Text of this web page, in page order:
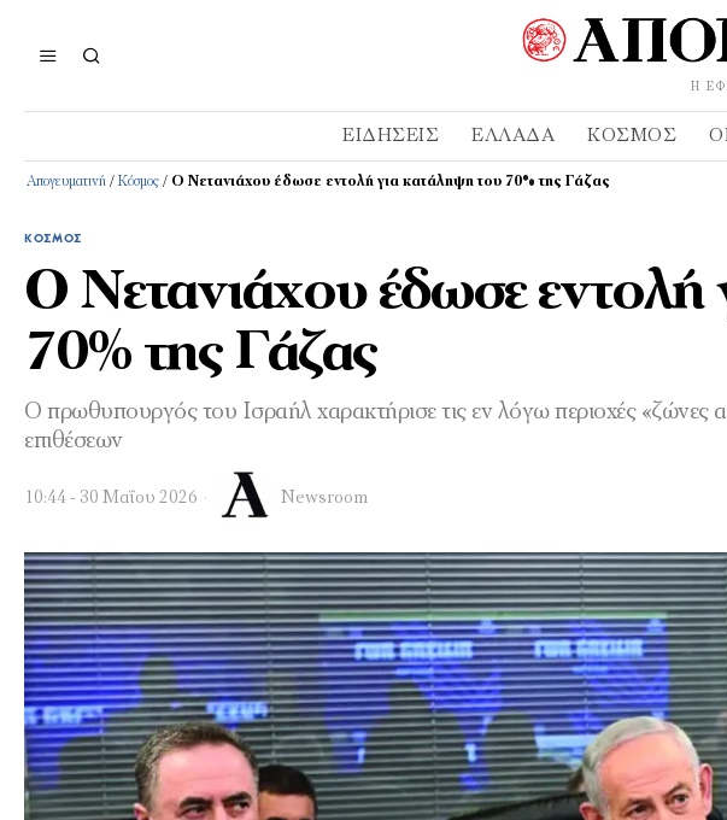
Η
ΕΙΔΉΣΕΙΣ ΕΛΛΆΔΑ ΚΌΣΜΟΣ
Απογευματινή / Κόσμος / Ο Νετανιάχου έδωσε εντολή για κατάληψη του 70% της Γάζας
ΚΌΣΜΟΣ
Ο Νετανιάχου έδωσε εντολή
70% της Γάζας
Ο πρωθυπουργός του Ισραήλ χαρακτήρισε τις εν λόγω περιοχές «ζώνες
επιθέσεων
10:44 - 30 Μαΐου 2026 Newsroom